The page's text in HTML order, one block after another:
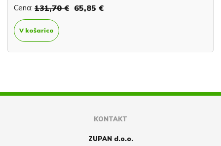
Cena: 131,70 € 65,85 €
V košarico
KONTAKT
ZUPAN d.o.o.